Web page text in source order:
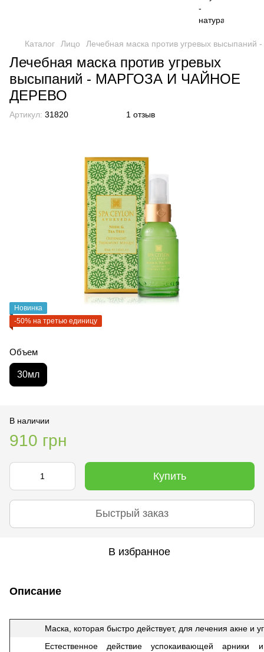
Каталог Лицо Лечебная маска против угревых
Лечебная маска против угревых
высыпаний - МАРГОЗА И ЧАЙНОЕ
ДЕРЕВО
Артикул: 31820 1 отзыв
Новинка
-50% на третью единицу
Объем
30мл
В наличии
910 грн
Купить
Быстрый заказ
В избранное
Описание
Маска, которая быстро действует, для лечения акне и
Естественное действие успокаивающей арники